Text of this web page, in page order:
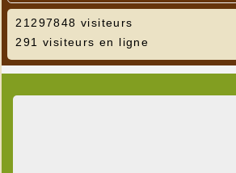
21297848 visiteurs
291 visiteurs en ligne